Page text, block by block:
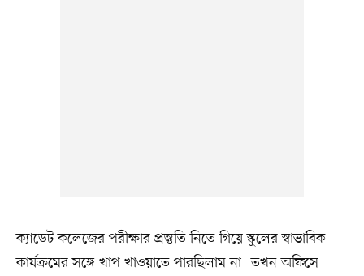
ক্যাডেট কলেজের পরীক্ষার প্রস্তুতি নিতে গিয়ে স্কুলের স্বাভাবিক
কার্যক্রমের সঙ্গে খাপ খাওয়াতে পারছিলাম না। তখন অফিসে